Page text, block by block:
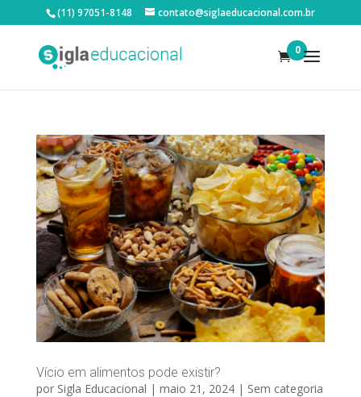
(11) 97051-8148 contato@siglaeducacional.com.br
0
Vício em alimentos pode existir?
por Sigla Educacional | maio 21, 2024| Sem categoria